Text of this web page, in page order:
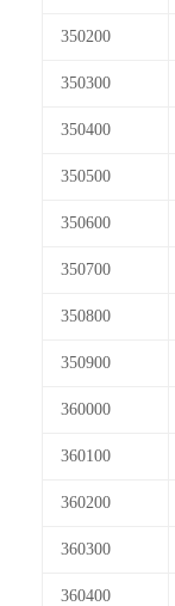
350200
350300
350400
350500
350600
350700
350800
350900
360000
360100
360200
360300
360400